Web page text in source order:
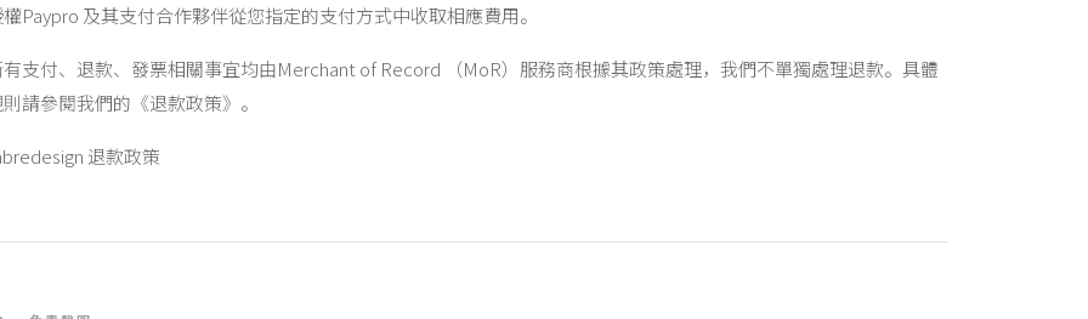
Paypro 及其支付合作夥伴從您指定的支付方式中收取相應費用。
支付、退款、發票相關事宜均由Merchant of Record （MoR）服務商根據其政策處理，我們不單獨處理退款。具體
請參閱我們的《退款政策》。
退款政策